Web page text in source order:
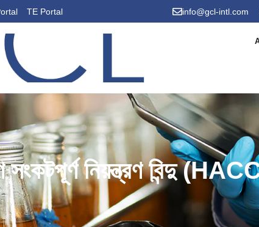
TE Portal info@gcl-intl.com
সংকটপূর্ণ নিয়ন্ত্রণ বিন্দু